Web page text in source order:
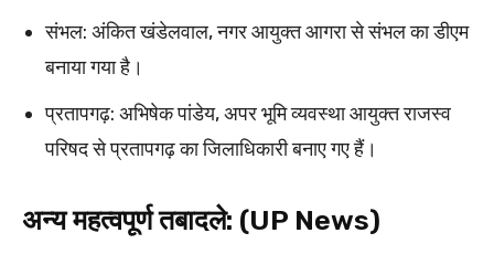
संभल: अंकित खंडेलवाल, नगर आयुक्त आगरा से संभल का डीएम
बनाया गया है।
प्रतापगढ़: अभिषेक पांडेय, अपर भूमि व्यवस्था आयुक्त राजस्व
परिषद से प्रतापगढ़ का जिलाधिकारी बनाए गए हैं।
अन्य महत्वपूर्ण तबादले: (UP News)